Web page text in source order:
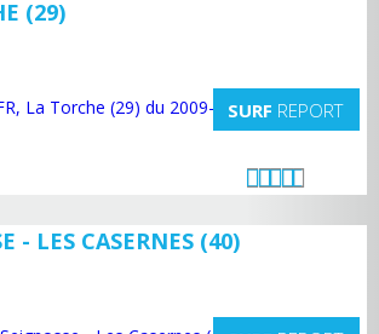
(29)
SURF REPORT
- LES CASERNES (40)